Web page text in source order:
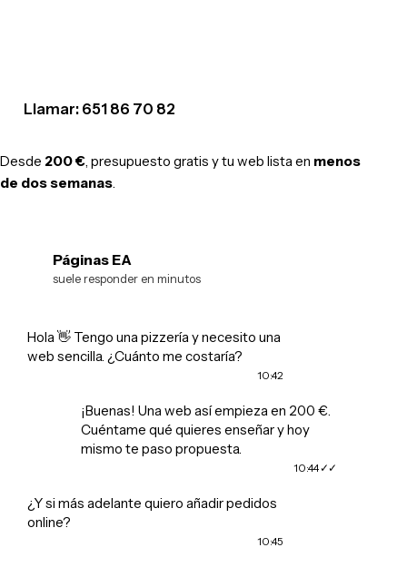
Llamar: 651 86 70 82
Desde 200 €, presupuesto gratis y tu web lista en menos
de dos semanas.
Páginas EA
suele responder en minutos
Hola 👋 Tengo una pizzería y necesito una
web sencilla. ¿Cuánto me costaría?
10:42
¡Buenas! Una web así empieza en 200 €.
Cuéntame qué quieres enseñar y hoy
mismo te paso propuesta.
10:44
¿Y si más adelante quiero añadir pedidos
online?
10:45